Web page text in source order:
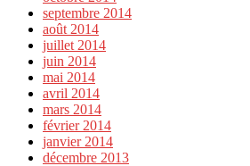
septembre 2014
août 2014
juillet 2014
juin 2014
mai 2014
avril 2014
mars 2014
février 2014
janvier 2014
décembre 2013